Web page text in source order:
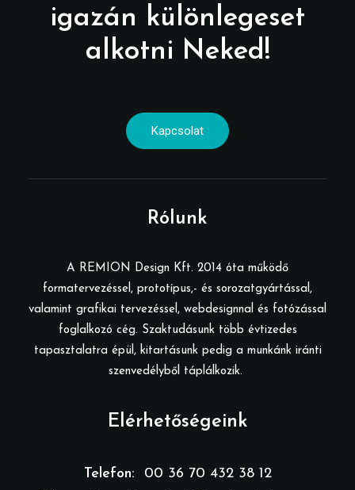
igazán különlegeset
alkotni Neked!
Kapcsolat
Rólunk
A REMION Design Kft. 2014 óta működő
formatervezéssel, prototípus,- és sorozatgyártással,
valamint grafikai tervezéssel, webdesignnal és fotózással
foglalkozó cég. Szaktudásunk több évtizedes
tapasztalatra épül, kitartásunk pedig a munkánk iránti
szenvedélyből táplálkozik.
Elérhetőségeink
Telefon:
00 36 70 432 38 12